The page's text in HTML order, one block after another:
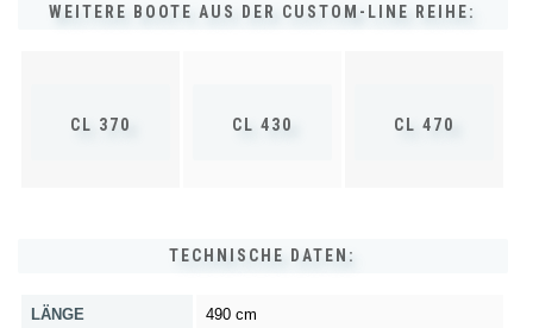
WEITERE BOOTE AUS DER CUSTOM-LINE REIHE:
CL 370 CL 430 CL 470
TECHNISCHE DATEN:
LÄNGE 490 cm